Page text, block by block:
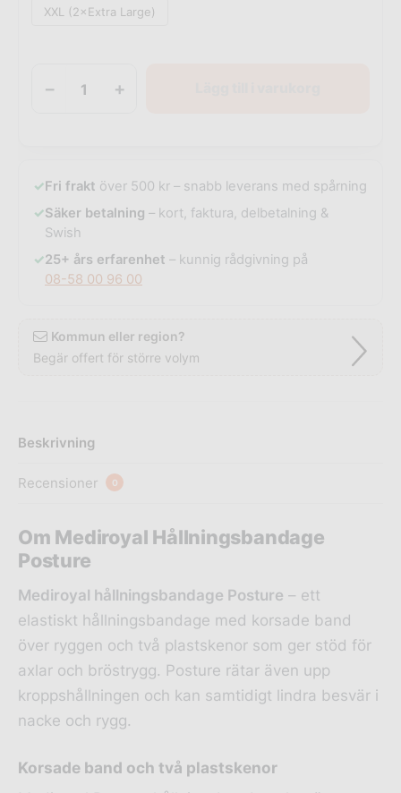
XXL (2×Extra Large)
− +
✓Fri frakt över 500 kr – snabb leverans med spårning
✓Säker betalning – kort, faktura, delbetalning &
Swish
✓25+ års erfarenhet – kunnig rådgivning på
08-58 00 96 00
Kommun eller region?
Begär offert för större volym
Beskrivning
Recensioner 0
Om Mediroyal Hållningsbandage
Posture
Mediroyal hållningsbandage Posture – ett
elastiskt hållningsbandage med korsade band
över ryggen och två plastskenor som ger stöd för
axlar och bröstrygg. Posture rätar även upp
kroppshållningen och kan samtidigt lindra besvär i
nacke och rygg.
Korsade band och två plastskenor